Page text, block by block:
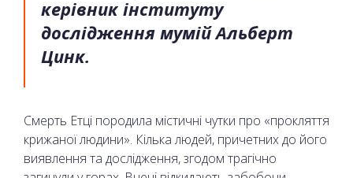
керівник інституту
дослідження мумій Альберт
Цинк.
Смерть Етці породила містичні чутки про «прокляття
крижаної людини». Кілька людей, причетних до його
виявлення та дослідження, згодом трагічно